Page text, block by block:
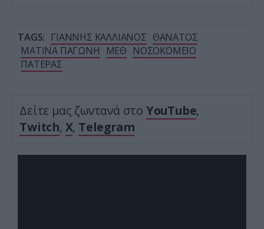
TAGS: ΓΙΑΝΝΗΣ ΚΑΛΛΙΑΝΟΣ ΘΑΝΑΤΟΣ
ΜΑΤΙΝΑ ΠΑΓΩΝΗ
ΜΕΘ ΝΟΣΟΚΟΜΕΙΟ
ΠΑΤΕΡΑΣ
Δείτε μας ζωντανά στο YouTube,
Twitch, X, Telegram